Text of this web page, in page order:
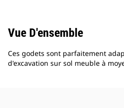
Vue D'ensemble
Ces godets sont parfaitement
d'excavation sur sol meuble à